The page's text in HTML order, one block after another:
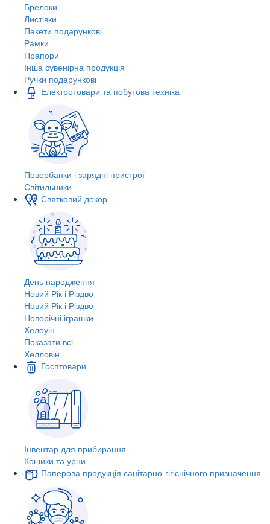
Брелоки
Листівки
Пакети подарункові
Рамки
Прапори
Інша сувенірна продукція
Ручки подарункові
Електротовари та побутова техніка
Повербанки і зарядні пристрої
Світильники
Святковий декор
День народження
Новий Рік і Різдво
Новий Рік і Різдво
Новорічні іграшки
Хелоуін
Показати всі
Хелловін
Госптовари
Інвентар для прибирання
Кошики та урни
Паперова продукція санітарно-гігієнічного призначення